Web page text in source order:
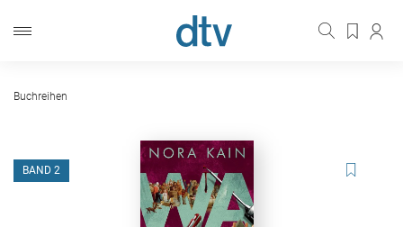
Buchreihen
BAND 2